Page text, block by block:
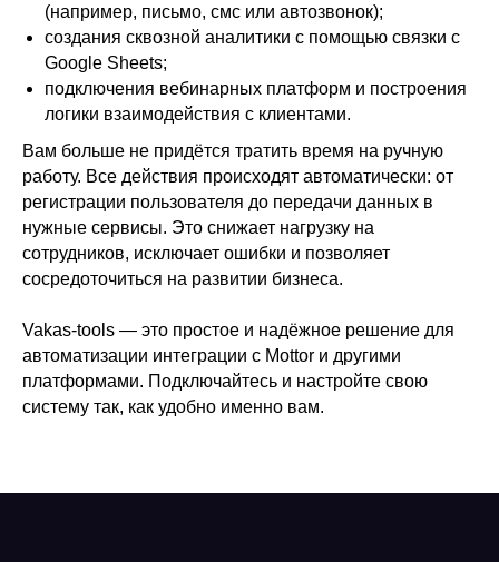
(например, письмо, смс или автозвонок);
создания сквозной аналитики с помощью связки с
Google Sheets;
подключения вебинарных платформ и построения
логики взаимодействия с клиентами.
Вам больше не придётся тратить время на ручную
работу. Все действия происходят автоматически: от
регистрации пользователя до передачи данных в
нужные сервисы. Это снижает нагрузку на
сотрудников, исключает ошибки и позволяет
сосредоточиться на развитии бизнеса.
Vakas-tools — это простое и надёжное решение для
автоматизации интеграции с Mottor и другими
платформами. Подключайтесь и настройте свою
систему так, как удобно именно вам.